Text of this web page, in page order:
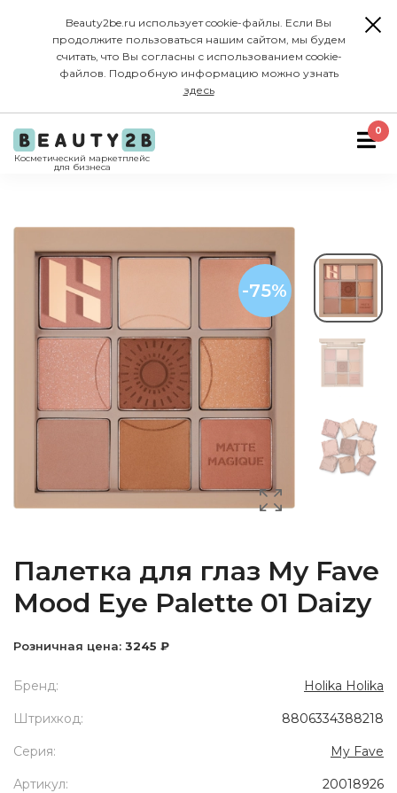
Beauty2be.ru использует cookie-файлы. Если Вы
продолжите пользоваться нашим сайтом, мы будем
считать, что Вы согласны с использованием cookie-
файлов. Подробную информацию можно узнать
здесь
Косметический маркетплейс
для бизнеса
0
-75%
Палетка для глаз My Fave
Mood Eye Palette 01 Daizy
Розничная цена: 3245 ₽
Бренд: Holika Holika
Штрихкод: 8806334388218
Серия: My Fave
Артикул: 20018926